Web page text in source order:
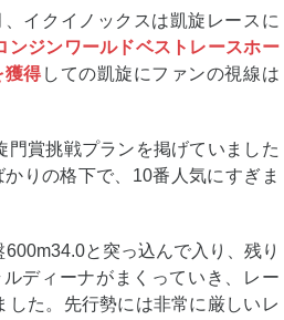
イクイノックスは凱旋レースに
ンジンワールドベストレースホー
獲得しての凱旋にファンの視線は
門賞挑戦プランを掲げていました
りの格下で、10番人気にすぎま
と突っ込んで入り、残り
ディーナがまくっていき、レー
した。先行勢には非常に厳しいレ